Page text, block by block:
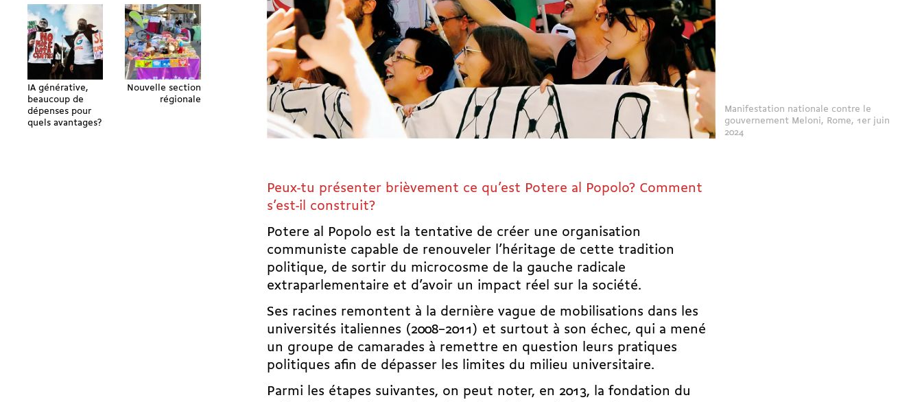
IA générative,
beaucoup de
dépenses pour
quels avantages?
Nouvelle section
régionale
Manifestation nationale contre le
gouvernement Meloni, Rome, 1er juin
2024
Peux-tu présenter brièvement ce qu’est Potere al Popolo? Comment
s’est-il construit?
Potere al Popolo est la tentative de créer une organisation
communiste capable de renouveler l’héritage de cette tradition
politique, de sortir du microcosme de la gauche radicale
extraparlementaire et d’avoir un impact réel sur la société.
Ses racines remontent à la dernière vague de mobilisations dans les
universités italiennes (2008–2011) et surtout à son échec, qui a mené
un groupe de camarades à remettre en question leurs pratiques
politiques afin de dépasser les limites du milieu universitaire.
Parmi les étapes suivantes, on peut noter, en 2013, la fondation du